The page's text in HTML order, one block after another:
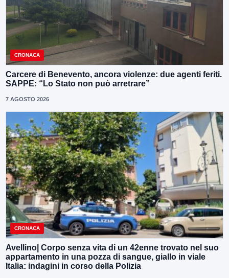
CRONACA
Carcere di Benevento, ancora violenze: due agenti feriti.
SAPPE: “Lo Stato non può arretrare”
7 AGOSTO 2026
CRONACA
Avellino| Corpo senza vita di un 42enne trovato nel suo
appartamento in una pozza di sangue, giallo in viale
Italia: indagini in corso della Polizia